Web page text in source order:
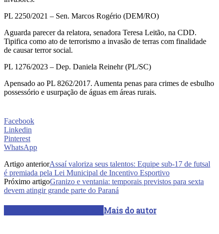
PL 2250/2021 – Sen. Marcos Rogério (DEM/RO)
Aguarda parecer da relatora, senadora Teresa Leitão, na CDD.
Tipifica como ato de terrorismo a invasão de terras com finalidade
de causar terror social.
PL 1276/2023 – Dep. Daniela Reinehr (PL/SC)
Apensado ao PL 8262/2017. Aumenta penas para crimes de esbulho
possessório e usurpação de águas em áreas rurais.
Facebook
Linkedin
Pinterest
WhatsApp
Artigo anteriorAssaí valoriza seus talentos: Equipe sub-17 de futsal
é premiada pela Lei Municipal de Incentivo Esportivo
Próximo artigoGranizo e ventania: temporais previstos para sexta
devem atingir grande parte do Paraná
Mais do autor